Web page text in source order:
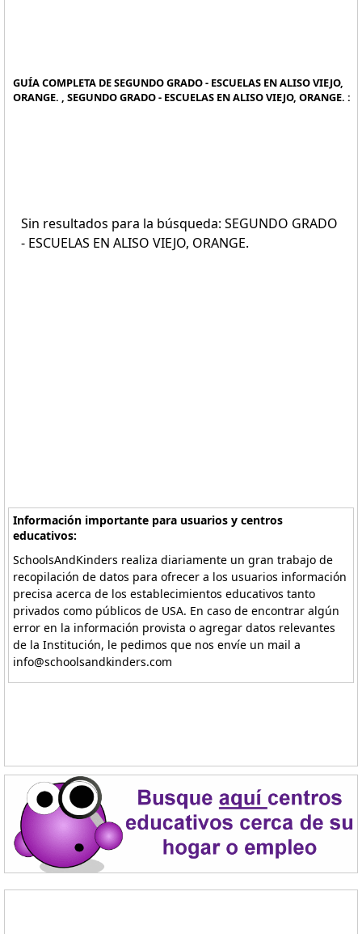
GUÍA COMPLETA DE SEGUNDO GRADO - ESCUELAS EN ALISO VIEJO,
ORANGE. , SEGUNDO GRADO - ESCUELAS EN ALISO VIEJO, ORANGE. :
Sin resultados para la búsqueda: SEGUNDO GRADO
- ESCUELAS EN ALISO VIEJO, ORANGE.
Información importante para usuarios y centros
educativos:
SchoolsAndKinders realiza diariamente un gran trabajo de
recopilación de datos para ofrecer a los usuarios información
precisa acerca de los establecimientos educativos tanto
privados como públicos de USA. En caso de encontrar algún
error en la información provista o agregar datos relevantes
de la Institución, le pedimos que nos envíe un mail a
info@schoolsandkinders.com